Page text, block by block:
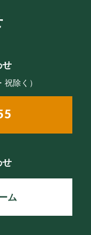
せ
除く）
せ
ム